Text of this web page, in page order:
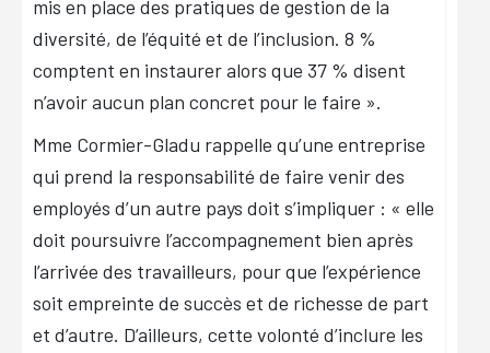
mis en place des pratiques de gestion de la
diversité, de l’équité et de l’inclusion. 8 %
comptent en instaurer alors que 37 % disent
n’avoir aucun plan concret pour le faire ».
Mme Cormier-Gladu rappelle qu’une entreprise
qui prend la responsabilité de faire venir des
employés d’un autre pays doit s’impliquer : « elle
doit poursuivre l’accompagnement bien après
l’arrivée des travailleurs, pour que l’expérience
soit empreinte de succès et de richesse de part
et d’autre. D’ailleurs, cette volonté d’inclure les